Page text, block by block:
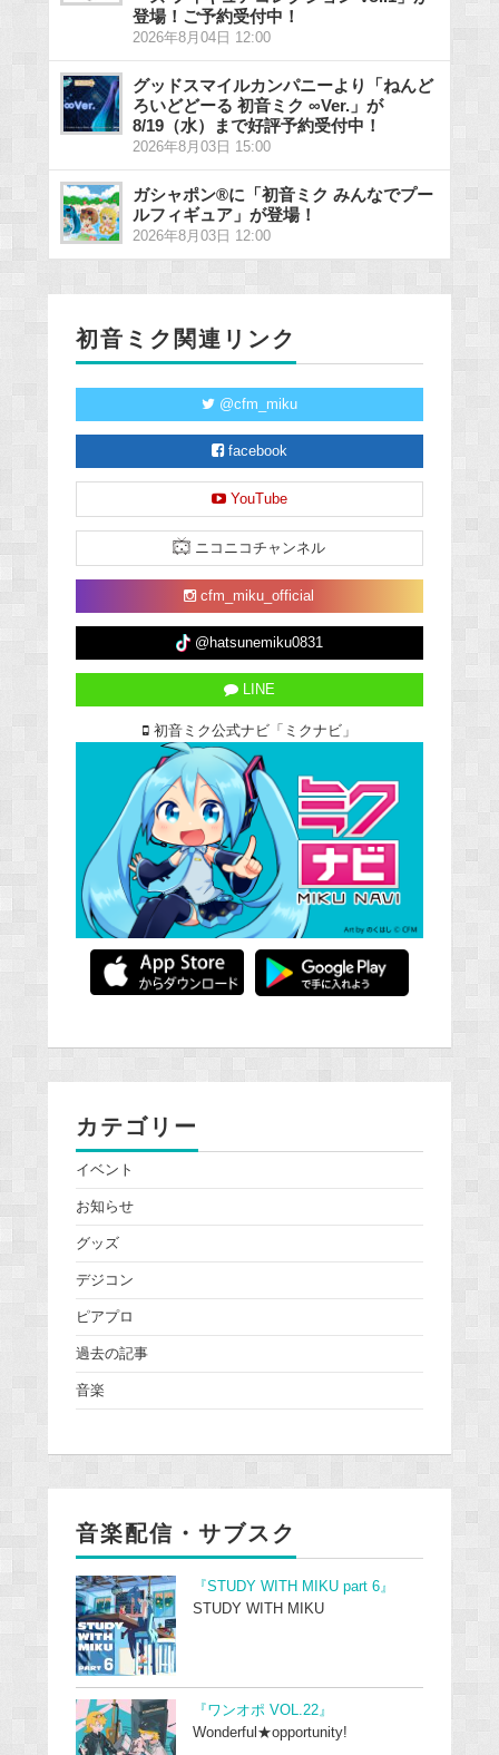
登場！ご予約受付中！
2026年8月04日 12:00
グッドスマイルカンパニーより「ねんど
ろいどどーる 初音ミク ∞Ver.」が
8/19（水）まで好評予約受付中！
2026年8月03日 15:00
ガシャポン®に「初音ミク みんなでプー
ルフィギュア」が登場！
2026年8月03日 12:00
初音ミク関連リンク
@cfm_miku
facebook
YouTube
ニコニコチャンネル
cfm_miku_official
@hatsunemiku0831
LINE
初音ミク公式ナビ「ミクナビ」
カテゴリー
イベント
お知らせ
グッズ
デジコン
ピアプロ
過去の記事
音楽
音楽配信・サブスク
『STUDY WITH MIKU part 6』
STUDY WITH MIKU
『ワンオポ VOL.22』
Wonderful★opportunity!